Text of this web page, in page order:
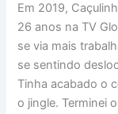
Em 2019,
26 anos na TV
se via mais
se sentindo
Tinha acabado o
o jingle. Terminei